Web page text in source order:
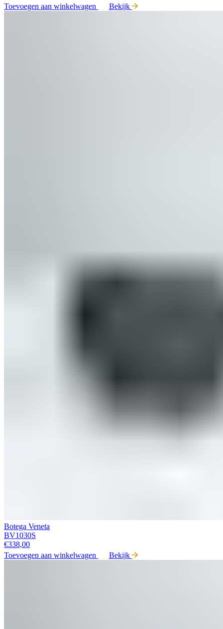
Toevoegen aan winkelwagen
Bekijk
Botega Veneta
BV1030S
€338,00
Toevoegen aan winkelwagen
Bekijk